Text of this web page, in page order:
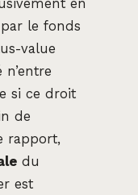
en
le fonds
value
si ce droit
de
rapport,
du
est